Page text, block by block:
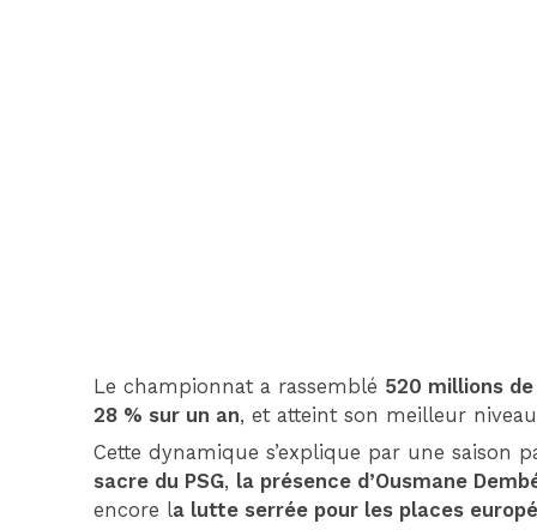
Le championnat a rassemblé 520 millions
28 % sur un an, et atteint son meilleur
Cette dynamique s’explique par une saison
sacre du PSG, la présence d’Ousmane
encore la lutte serrée pour les places